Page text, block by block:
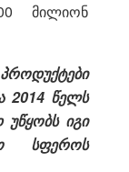
მილიონ
2014 წელს
იგი
სფეროს